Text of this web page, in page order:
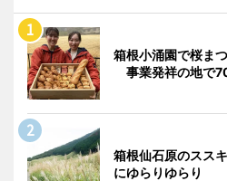
箱根小涌園で桜ま
事業発祥の地で
箱根仙石原のスス
にゆらりゆらり